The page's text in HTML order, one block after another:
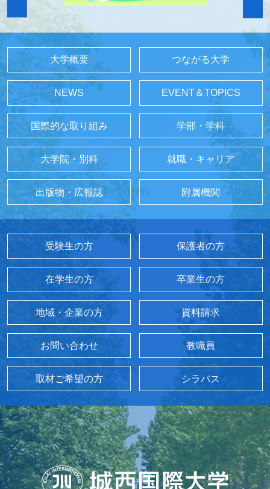
大学概要 つながる大学
NEWS EVENT＆TOPICS
国際的な取り組み 学部・学科
大学院・別科 就職・キャリア
出版物・広報誌 附属機関
受験生の方 保護者の方
在学生の方 卒業生の方
地域・企業の方 資料請求
お問い合わせ 教職員
取材ご希望の方 シラバス